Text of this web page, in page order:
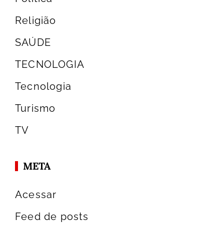
Religião
SAÚDE
TECNOLOGIA
Tecnologia
Turismo
TV
META
Acessar
Feed de posts